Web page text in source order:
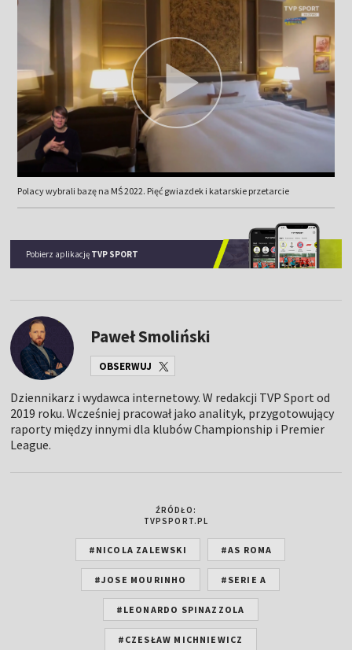
Polacy wybrali bazę na MŚ 2022. Pięć gwiazdek i katarskie przetarcie
Pobierz aplikację TVP SPORT
Paweł Smoliński
OBSERWUJ
Dziennikarz i wydawca internetowy. W redakcji TVP Sport od
2019 roku. Wcześniej pracował jako analityk, przygotowujący
raporty między innymi dla klubów Championship i Premier
League.
ŹRÓDŁO:
TVPSPORT.PL
#NICOLA ZALEWSKI #AS ROMA
#JOSE MOURINHO #SERIE A
#LEONARDO SPINAZZOLA
#CZESŁAW MICHNIEWICZ